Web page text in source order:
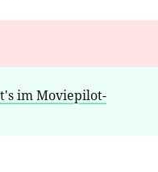
im Moviepilot-